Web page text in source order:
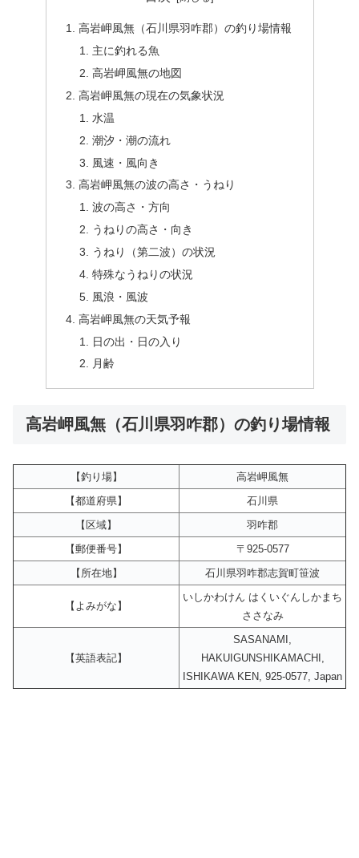
高岩岬風無（石川県羽咋郡）の釣り場情報
主に釣れる魚
高岩岬風無の地図
高岩岬風無の現在の気象状況
水温
潮汐・潮の流れ
風速・風向き
高岩岬風無の波の高さ・うねり
波の高さ・方向
うねりの高さ・向き
うねり（第二波）の状況
特殊なうねりの状況
風浪・風波
高岩岬風無の天気予報
日の出・日の入り
月齢
高岩岬風無（石川県羽咋郡）の釣り場情報
【釣り場】
高岩岬風無
【都道府県】
石川県
【区域】
羽咋郡
【郵便番号】
〒925-0577
【所在地】
石川県羽咋郡志賀町笹波
【よみがな】
いしかわけん はくいぐんしかまち
ささなみ
【英語表記】
SASANAMI,
HAKUIGUNSHIKAMACHI,
ISHIKAWA KEN, 925-0577, Japan